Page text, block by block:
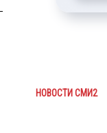
НОВОСТИ СМИ2